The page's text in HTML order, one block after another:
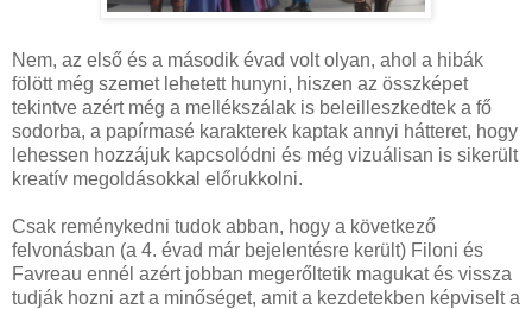
Nem, az első és a második évad volt olyan, ahol a hibák
fölött még szemet lehetett hunyni, hiszen az összképet
tekintve azért még a mellékszálak is beleilleszkedtek a fő
sodorba, a papírmasé karakterek kaptak annyi hátteret, hogy
lehessen hozzájuk kapcsolódni és még vizuálisan is sikerült
kreatív megoldásokkal előrukkolni.
Csak reménykedni tudok abban, hogy a következő
felvonásban (a 4. évad már bejelentésre került) Filoni és
Favreau ennél azért jobban megerőltetik magukat és vissza
tudják hozni azt a minőséget, amit a kezdetekben képviselt a